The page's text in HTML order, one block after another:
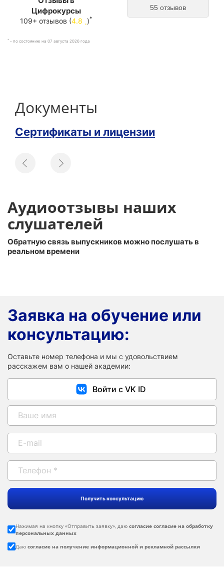
Цифрокурсы
109+ отзывов (4.8 )*
55 отзывов
* - по состоянию на 07 августа 2026 года
Документы
Сертификаты и лицензии
Аудиоотзывы наших
слушателей
Обратную связь выпускников можно послушать в
реальном времени
Заявка на обучение или
консультацию:
Оставьте номер телефона и мы с удовольствием
расскажем вам о нашей академии:
Войти с VK ID
Нажимая на кнопку «Отправить заявку», даю согласие согласие на обработку
персональных данных
Даю согласие на получение информационной и рекламной рассылки